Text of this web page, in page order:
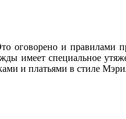
оговорено и правилами
имеет специальное
и платьями в стиле